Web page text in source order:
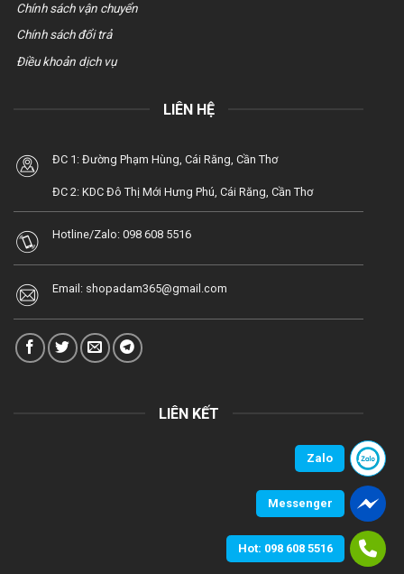
Chính sách vận chuyển
Chính sách đổi trả
Điều khoản dịch vụ
LIÊN HỆ
ĐC 1: Đường Phạm Hùng, Cái Răng, Cần Thơ
ĐC 2: KDC Đô Thị Mới Hưng Phú, Cái Răng, Cần Thơ
Hotline/Zalo: 098 608 5516
Email: shopadam365@gmail.com
LIÊN KẾT
Zalo
Messenger
Hot: 098 608 5516